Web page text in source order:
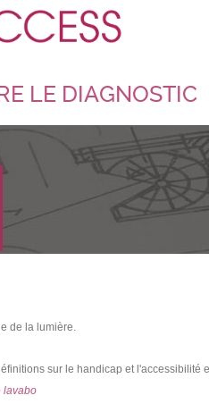
LE DIAGNOSTIC
de la lumière.
sur le handicap et l'accessibilité
lavabo